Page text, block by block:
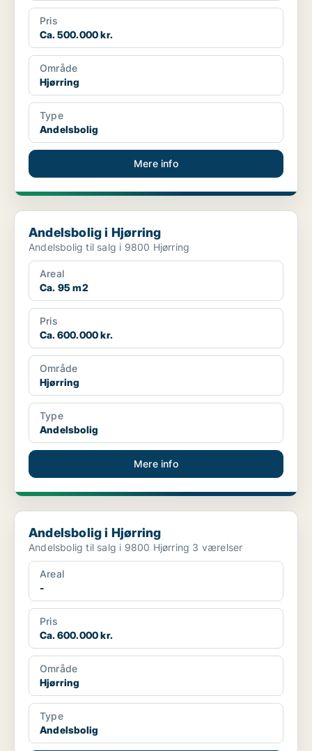
Pris
Ca. 500.000 kr.
Område
Hjørring
Type
Andelsbolig
Mere info
Andelsbolig i Hjørring
Andelsbolig i Hjørring
Andelsbolig til salg i 9800 Hjørring
Areal
Ca. 95 m2
Pris
Ca. 600.000 kr.
Område
Hjørring
Type
Andelsbolig
Mere info
Andelsbolig i Hjørring
Andelsbolig i Hjørring
Andelsbolig til salg i 9800 Hjørring 3 værelser
Areal
-
Pris
Ca. 600.000 kr.
Område
Hjørring
Type
Andelsbolig